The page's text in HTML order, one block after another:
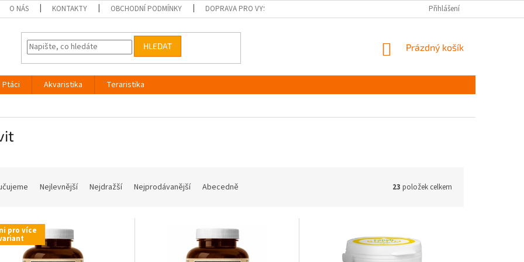
O NÁS KONTAKTY OBCHODNÍ PODMÍNKY DOPRAVA PRO VYŠKOV NAPIŠTE NÁMPřihlášení
HLEDAT
NÁKUPNÍ
Prázdný košík
Ptáci Akvaristika
Teraristika
Nejlevnější Nejdražší Nejprodávanější Abecedně 23 položek celkem
pro více